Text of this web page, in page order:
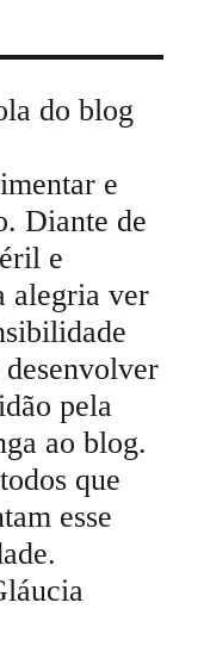
do blog
e
Diante de
e
alegria ver
pela
ao blog.
que
esse